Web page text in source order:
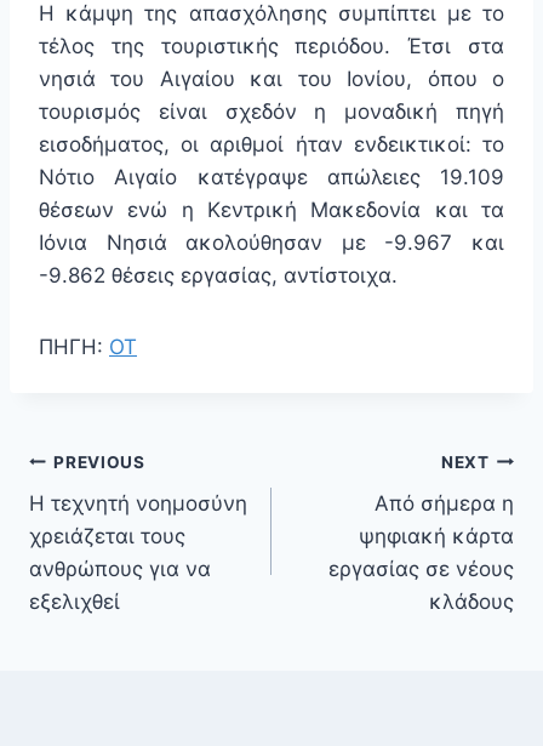
Η κάμψη της απασχόλησης συμπίπτει με το
τέλος της τουριστικής περιόδου. Έτσι στα
νησιά του Αιγαίου και του Ιονίου, όπου ο
τουρισμός είναι σχεδόν η μοναδική πηγή
εισοδήματος, οι αριθμοί ήταν ενδεικτικοί: το
Νότιο Αιγαίο κατέγραψε απώλειες 19.109
θέσεων ενώ η Κεντρική Μακεδονία και τα
Ιόνια Νησιά ακολούθησαν με -9.967 και
-9.862 θέσεις εργασίας, αντίστοιχα.
ΠΗΓΗ: ΟΤ
PREVIOUS
Η τεχνητή νοημοσύνη
χρειάζεται τους
ανθρώπους για να
εξελιχθεί
NEXT
Από σήμερα η
ψηφιακή κάρτα
εργασίας σε νέους
κλάδους